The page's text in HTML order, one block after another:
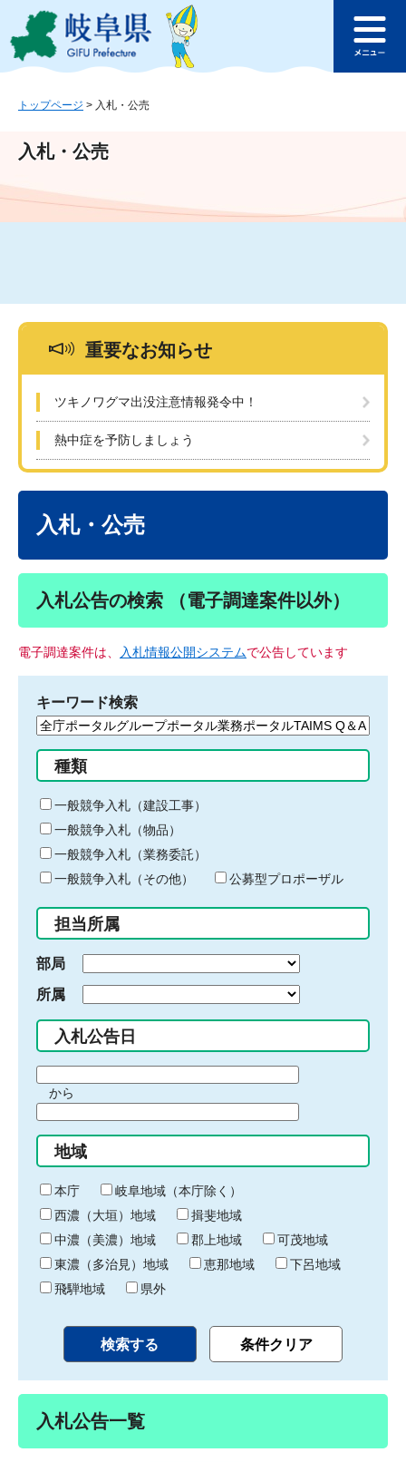
ジ
ュ
文
このページの本文へ
ュ
トップページ > 入札・公売
入札・公売
重要なお知らせ
ツキノワグマ出没注意情報発令中！
熱中症を予防しましょう
入札・公売
入札公告の検索 （電子調達案件以外）
電子調達案件は、 入札情報公開システムで公告しています
キーワード検索
検
る
キ
ー
ワ
ー
ド
入
力
種類
一般競争入札（建設工事）
一般競争入札（物品）
一般競争入札（業務委託）
一般競争入札（その他）
公募型プロポーザル
担当所属
部局
所属
入札公告日
間
始
り
から
間
終
わ
り
地域
本庁
岐阜地域（本庁除く）
西濃（大垣）地域
揖斐地域
中濃（美濃）地域
郡上地域
可茂地域
東濃（多治見）地域
恵那地域
下呂地域
飛騨地域
県外
入札公告一覧